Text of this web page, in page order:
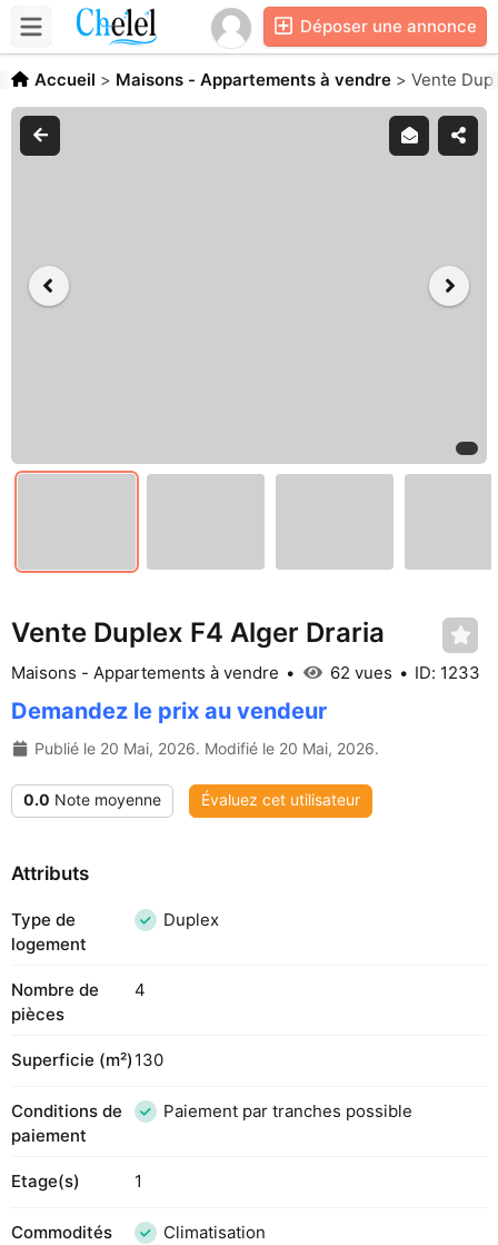
Déposer une annonce
Accueil > Maisons - Appartements à vendre > Vente
Vente Duplex F4 Alger Draria
Maisons - Appartements à vendre 62 vues ID: 1233
Demandez le prix au vendeur
Publié le 20 Mai, 2026. Modifié le 20 Mai, 2026.
0.0 Note moyenne Évaluez cet utilisateur
Attributs
Type de
logement
Duplex
Nombre de
pièces
4
Superficie (m²)130
Conditions de
paiement
Paiement par tranches possible
Etage(s) 1
Commodités
Climatisation